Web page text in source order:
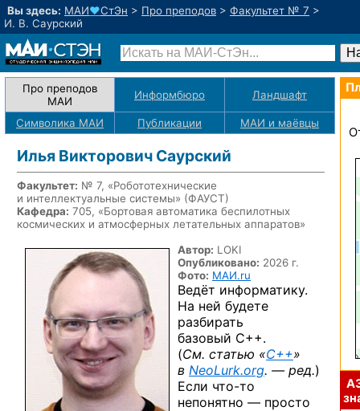
Вы здесь: МАИ♥СтЭн > Про преподов > Факультет № 7 >
И. В. Саурский
Про преподов
МАИ
Информбюро Ландшафт
Символика МАИ Публикации МАИ и маёвцы
Илья Викторович Саурский
Факультет: № 7, «Робототехнические
и интеллектуальные системы» (ФАУСТ)
Кафедра: 705, «Бортовая автоматика беспилотных
космических и атмосферных летательных аппаратов»
Автор: LOKI
Опубликовано: 2026 г.
Фото: МАИ.ru
Ведёт информатику.
На ней будете
разбирать
базовый C++.
(См. статью «C++»
в NeoLurk.org. — ред.)
Если что-то
непонятно — просто